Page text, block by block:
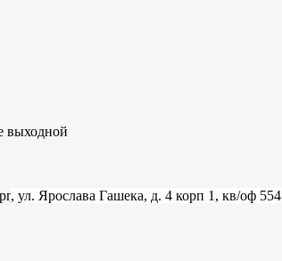
выходной
, ул. Ярослава Гашека, д. 4 корп 1, кв/оф 554